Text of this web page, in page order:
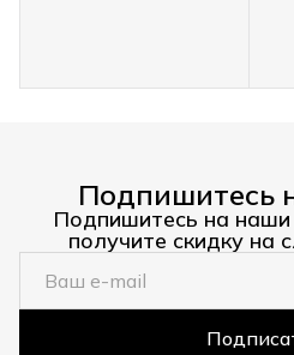
Подпишитесь
Подпишитесь на наши
получите скидку на